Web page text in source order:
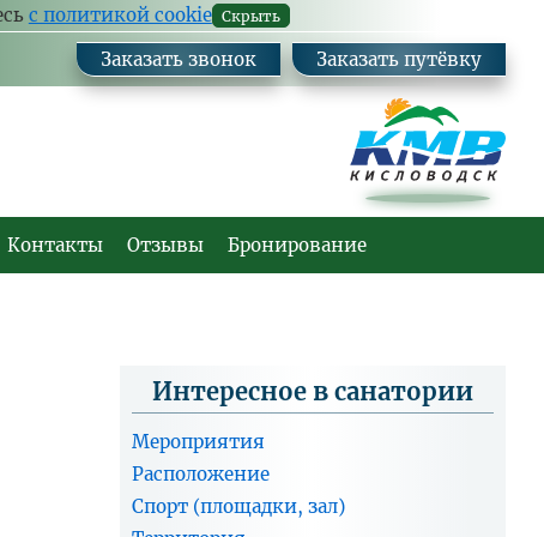
с политикой cookie Скрыть
Заказать звонок Заказать путёвку
Контакты Отзывы Бронирование
Интересное в санатории
Мероприятия
Расположение
Спорт (площадки, зал)